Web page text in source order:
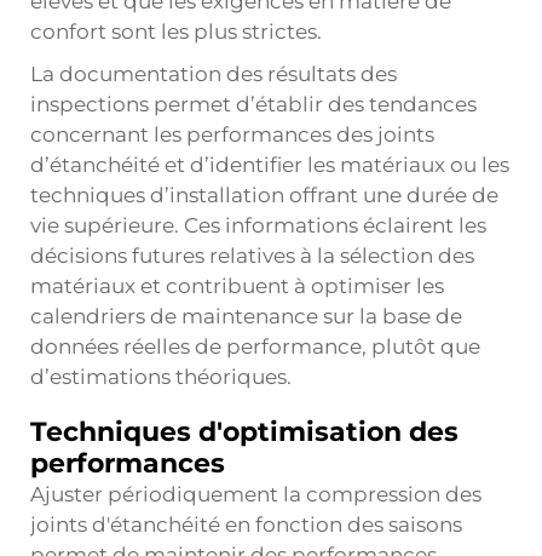
confort sont les plus strictes.
La documentation des résultats des
inspections permet d’établir des tendances
concernant les performances des joints
d’étanchéité et d’identifier les matériaux ou les
techniques d’installation offrant une durée de
vie supérieure. Ces informations éclairent les
décisions futures relatives à la sélection des
matériaux et contribuent à optimiser les
calendriers de maintenance sur la base de
données réelles de performance, plutôt que
d’estimations théoriques.
Techniques d'optimisation des
performances
Ajuster périodiquement la compression des
joints d'étanchéité en fonction des saisons